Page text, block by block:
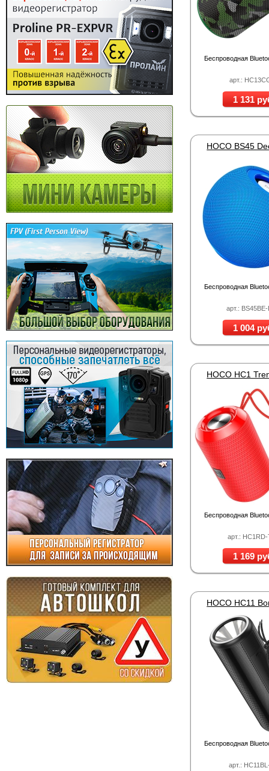
арт.:
Беспроводная
1 131
арт.:
Беспроводная
1 004
арт.:
Беспроводная
1 169
арт.:
Беспроводная